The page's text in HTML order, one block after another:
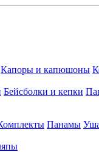
Капоры и капюшоны
Бейсболки и кепки
Панамы